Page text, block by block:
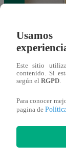
antes de
Este sitio
contenido. Si
según el RGPD
Para conocer
pagina de